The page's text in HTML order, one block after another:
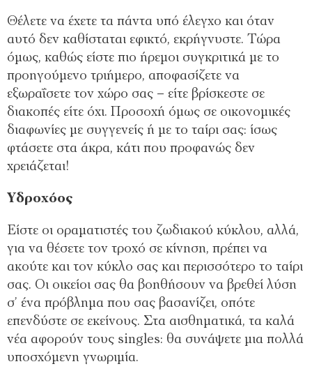
Θέλετε να έχετε τα πάντα υπό έλεγχο και όταν
αυτό δεν καθίσταται εφικτό, εκρήγνυστε. Τώρα
όμως, καθώς είστε πιο ήρεμοι συγκριτικά με το
προηγούμενο τριήμερο, αποφασίζετε να
εξωραΐσετε τον χώρο σας – είτε βρίσκεστε σε
διακοπές είτε όχι. Προσοχή όμως σε οικονομικές
διαφωνίες με συγγενείς ή με το ταίρι σας: ίσως
φτάσετε στα άκρα, κάτι που προφανώς δεν
χρειάζεται!
Υδροχόος
Είστε οι οραματιστές του ζωδιακού κύκλου, αλλά,
για να θέσετε τον τροχό σε κίνηση, πρέπει να
ακούτε και τον κύκλο σας και περισσότερο το ταίρι
σας. Οι οικείοι σας θα βοηθήσουν να βρεθεί λύση
σ’ ένα πρόβλημα που σας βασανίζει, οπότε
επενδύστε σε εκείνους. Στα αισθηματικά, τα καλά
νέα αφορούν τους singles: θα συνάψετε μια πολλά
υποσχόμενη γνωριμία.